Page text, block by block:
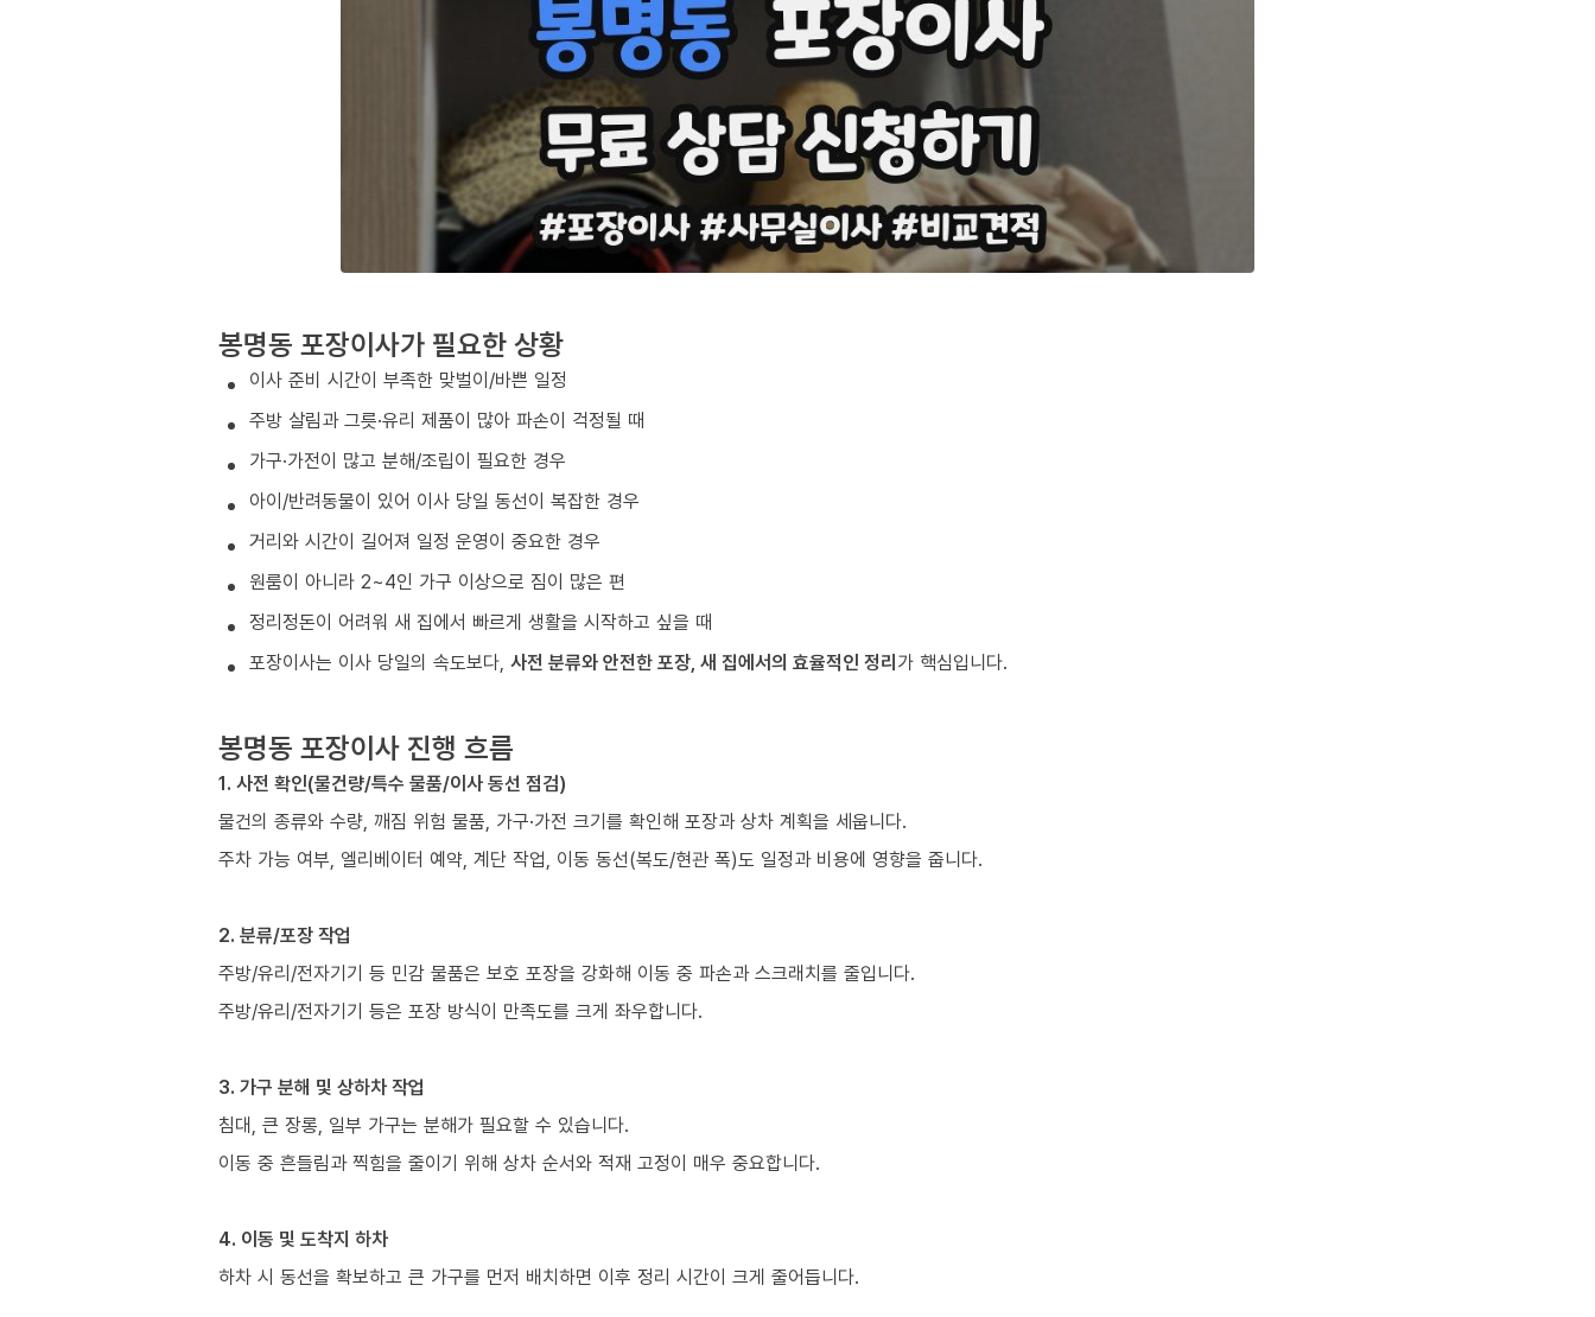
봉명동 포장이사가 필요한 상황
이사 준비 시간이 부족한 맞벌이/바쁜 일정
주방 살림과 그릇·유리 제품이 많아 파손이 걱정될 때
가구·가전이 많고 분해/조립이 필요한 경우
아이/반려동물이 있어 이사 당일 동선이 복잡한 경우
거리와 시간이 길어져 일정 운영이 중요한 경우
원룸이 아니라 2~4인 가구 이상으로 짐이 많은 편
정리정돈이 어려워 새 집에서 빠르게 생활을 시작하고 싶을 때
포장이사는 이사 당일의 속도보다, 사전 분류와 안전한 포장, 새 집에서의 효율적인 정리가 핵심입니다.
봉명동 포장이사 진행 흐름
1. 사전 확인(물건량/특수 물품/이사 동선 점검)
물건의 종류와 수량, 깨짐 위험 물품, 가구·가전 크기를 확인해 포장과 상차 계획을 세웁니다.
주차 가능 여부, 엘리베이터 예약, 계단 작업, 이동 동선(복도/현관 폭)도 일정과 비용에 영향을 줍니다.
2. 분류/포장 작업
주방/유리/전자기기 등 민감 물품은 보호 포장을 강화해 이동 중 파손과 스크래치를 줄입니다.
주방/유리/전자기기 등은 포장 방식이 만족도를 크게 좌우합니다.
3. 가구 분해 및 상하차 작업
침대, 큰 장롱, 일부 가구는 분해가 필요할 수 있습니다.
이동 중 흔들림과 찍힘을 줄이기 위해 상차 순서와 적재 고정이 매우 중요합니다.
4. 이동 및 도착지 하차
하차 시 동선을 확보하고 큰 가구를 먼저 배치하면 이후 정리 시간이 크게 줄어듭니다.